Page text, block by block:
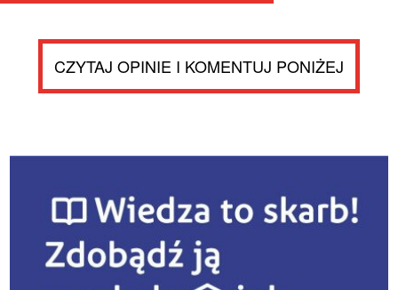
CZYTAJ OPINIE I KOMENTUJ PONIŻEJ